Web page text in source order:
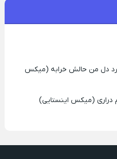
دل من حالش خرابه (میکس
(میکس اینستایی)